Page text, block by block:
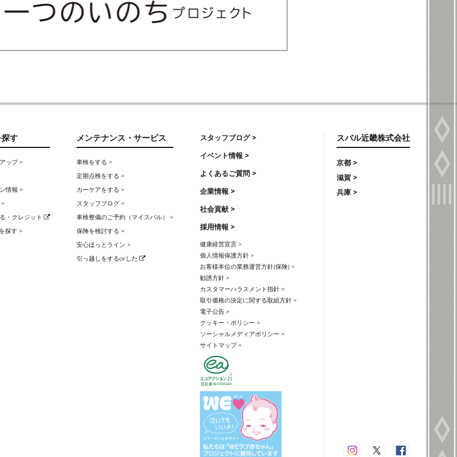
す
ップ >
情報 >
・クレジット
探す >
メンテナンス・サービス
車検をする >
定期点検をする >
カーケアをする >
スタッフブログ >
車検整備のご予約（マイスバル） >
保険を検討する >
安心ほっとライン >
引っ越しをするorした
スタッフブログ >
イベント情報 >
よくあるご質問 >
企業情報 >
社会貢献 >
採用情報 >
健康経営宣言 >
個人情報保護方針 >
お客様本位の業務運営方針(保険) >
勧誘方針 >
カスタマーハラスメント指針 >
取引価格の決定に関する取組方針 >
電子公告 >
クッキー・ポリシー >
ソーシャルメディアポリシー >
サイトマップ >
スバル近畿株式会社
京都 >
滋賀 >
兵庫 >